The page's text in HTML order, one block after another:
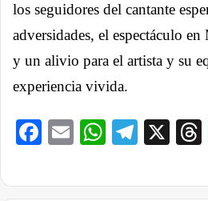
los seguidores del cantante
adversidades, el espectáculo
y un alivio para el artista y su
experiencia vivida.
Facebook
Email X